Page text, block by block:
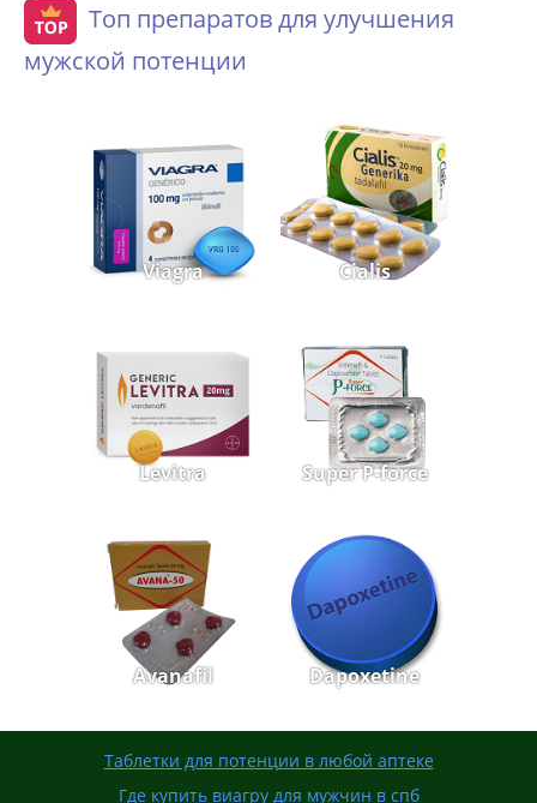
Топ препаратов для улучшения
мужской потенции
Viagra Cialis
Levitra Super P-force
Avanafil Dapoxetine
Таблетки для потенции в любой аптеке
Где купить виагру для мужчин в спб